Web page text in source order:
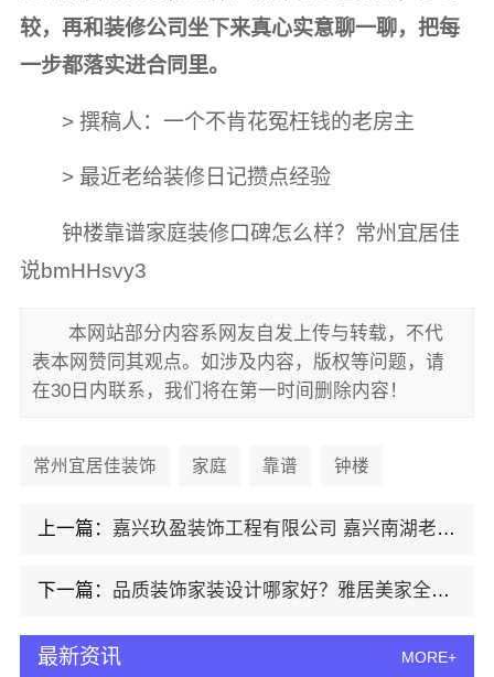
较，再和装修公司坐下来真心实意聊一聊，把每
一步都落实进合同里。
> 撰稿人：一个不肯花冤枉钱的老房主
> 最近老给装修日记攒点经验
钟楼靠谱家庭装修口碑怎么样？常州宜居佳
说bmHHsvy3
本网站部分内容系网友自发上传与转载，不代
表本网赞同其观点。如涉及内容，版权等问题，请
在30日内联系，我们将在第一时间删除内容！
常州宜居佳装饰 家庭 靠谱 钟楼
上一篇： 嘉兴玖盈装饰工程有限公司 嘉兴南湖老房翻新就近施工服务
下一篇： 品质装饰家装设计哪家好？雅居美家全流程服务更优
最新资讯 MORE+